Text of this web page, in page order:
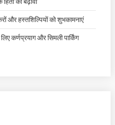
और हस्तशिल्पियों को शुभकामनाएं
कर्णप्रयाग और सिमली पार्किंग